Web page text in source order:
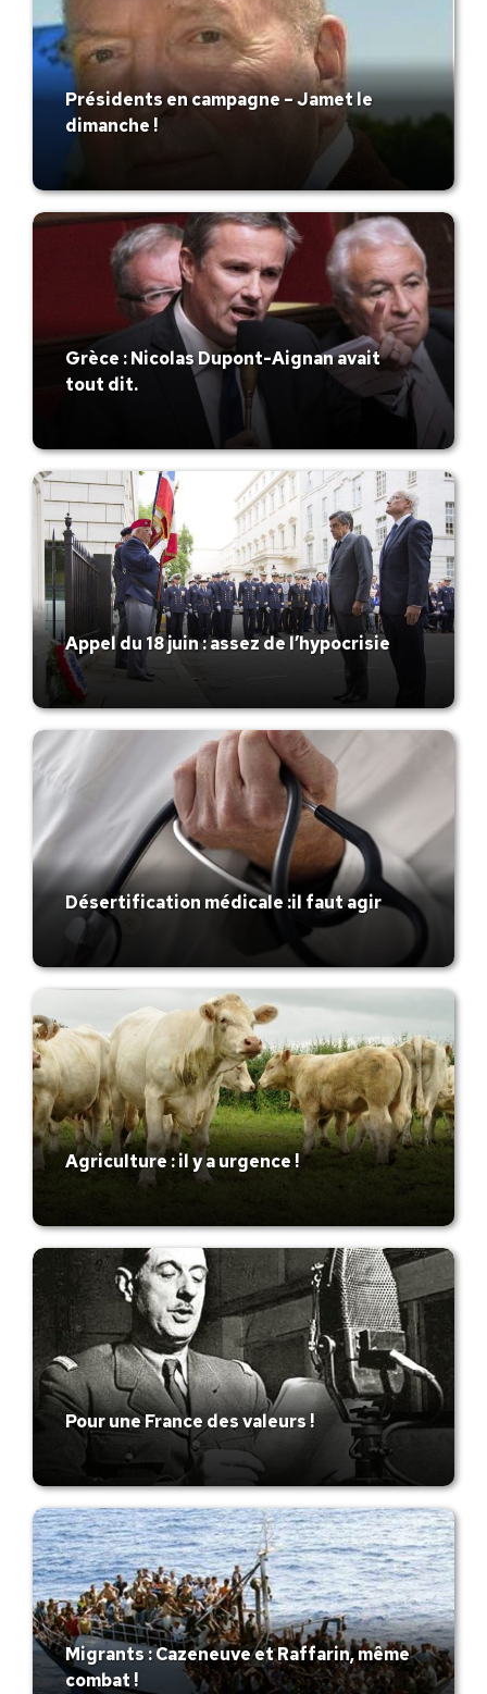
Présidents en campagne – Jamet le
dimanche !
Grèce : Nicolas Dupont-Aignan avait
tout dit.
Appel du 18 juin : assez de l’hypocrisie
Désertification médicale :il faut agir
Agriculture : il y a urgence !
Pour une France des valeurs !
Migrants : Cazeneuve et Raffarin, même
combat !